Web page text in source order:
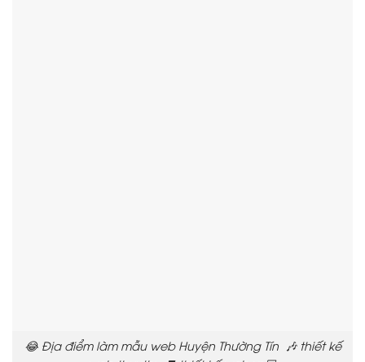
😂 Địa điểm làm mẫu web Huyện Thường Tín 🎶 thiết kế